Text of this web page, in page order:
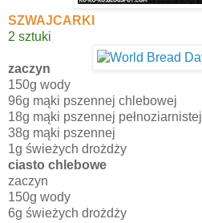
SZWAJCARKI
2 sztuki
zaczyn
150g wody
96g mąki pszennej chlebowej
18g mąki pszennej pełnoziarnistej
38g mąki pszennej
1g świeżych drożdży
ciasto chlebowe
zaczyn
150g wody
6g świeżych drożdży